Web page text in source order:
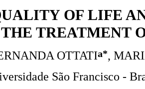
OF LIFE
THE TREATMENT
OTTATIa*,
São Francisco -